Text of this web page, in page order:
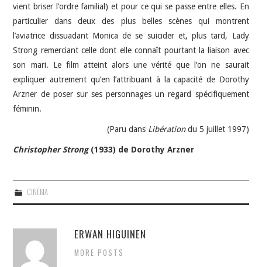
vient briser l’ordre familial) et pour ce qui se passe entre elles. En
particulier dans deux des plus belles scènes qui montrent
l’aviatrice dissuadant Monica de se suicider et, plus tard, Lady
Strong remerciant celle dont elle connaît pourtant la liaison avec
son mari. Le film atteint alors une vérité que l’on ne saurait
expliquer autrement qu’en l’attribuant à la capacité de Dorothy
Arzner de poser sur ses personnages un regard spécifiquement
féminin.
(Paru dans Libérationdu 5 juillet 1997)
Christopher Strong(1933) de Dorothy Arzner
CINÉMA
ERWAN HIGUINEN
MORE POSTS